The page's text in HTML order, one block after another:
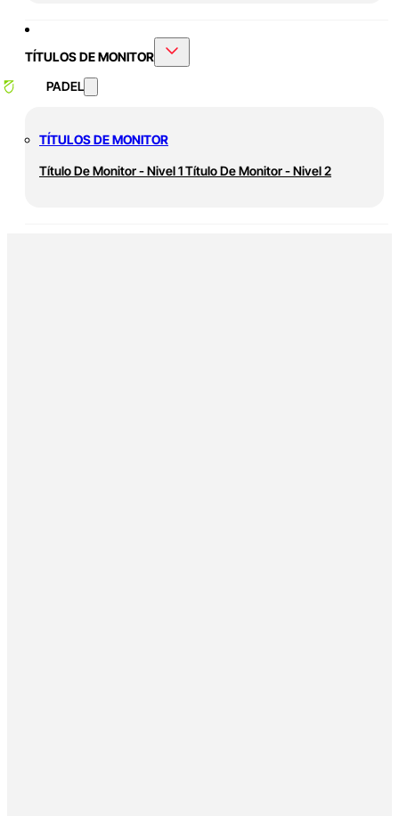
TÍTULOS DE MONITOR
PADEL
TÍTULOS DE MONITOR
Título De Monitor - Nivel 1Título De Monitor - Nivel 2